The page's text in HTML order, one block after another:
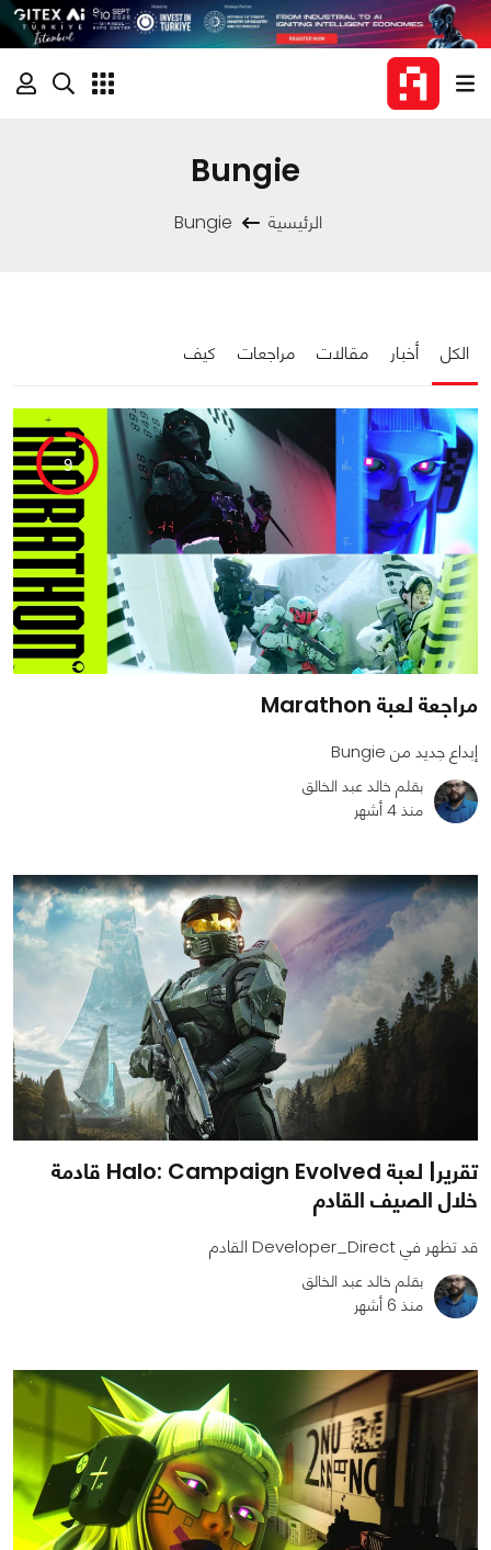
Bungie
الرئيسية Bungie
الكل أخبار مقالات مراجعات كيف
9
1256
0
0
مراجعة لعبة Marathon
إبداع جديد من Bungie
بقلم خالد عبد الخالق
منذ 4 أشهر
785
0
تقرير| لعبة Halo: Campaign Evolved قادمة
خلال الصيف القادم
قد تظهر في Developer_Direct القادم
بقلم خالد عبد الخالق
منذ 6 أشهر